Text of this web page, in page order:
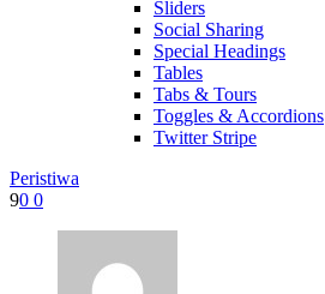
Sliders
Social Sharing
Special Headings
Tables
Tabs & Tours
Toggles & Accordions
Twitter Stripe
Peristiwa
90 0